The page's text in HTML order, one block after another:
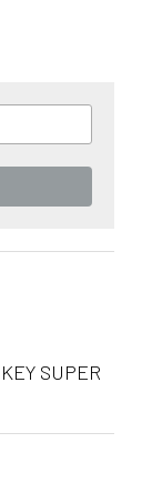
SUPER